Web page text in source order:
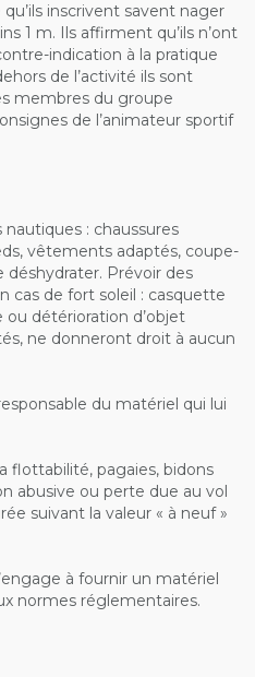
inscrivent savent nager
1 m. Ils affirment qu’ils n’ont
indication à la pratique
de l’activité ils sont
membres du groupe
de l’animateur sportif
: chaussures
vêtements adaptés, coupe-
déshydrater. Prévoir des
cas de fort soleil : casquette
détérioration d’objet
ne donneront droit à aucun
du matériel qui lui
flottabilité, pagaies, bidons
abusive ou perte due au vol
suivant la valeur « à neuf »
à fournir un matériel
normes réglementaires.